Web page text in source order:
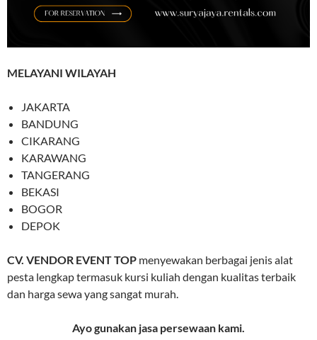
MELAYANI WILAYAH
JAKARTA
BANDUNG
CIKARANG
KARAWANG
TANGERANG
BEKASI
BOGOR
DEPOK
CV. VENDOR EVENT TOP menyewakan berbagai jenis alat
pesta lengkap termasuk kursi kuliah dengan kualitas terbaik
dan harga sewa yang sangat murah.
Ayo gunakan jasa persewaan kami.